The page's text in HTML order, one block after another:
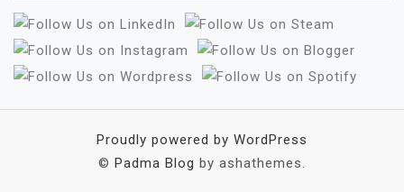
Proudly powered by WordPress
© Padma Blog by ashathemes.